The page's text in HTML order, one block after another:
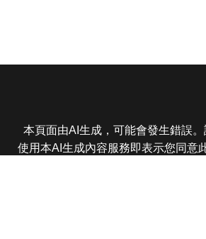
本頁面由AI生成，可能會發生錯誤。
使用本AI生成內容服務即表示您同意